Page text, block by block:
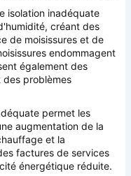
isolation inadéquate
créant des
de moisissures et de
endommagent
également des
des problèmes
permet les
augmentation de la
et la
factures de services
énergétique réduite.